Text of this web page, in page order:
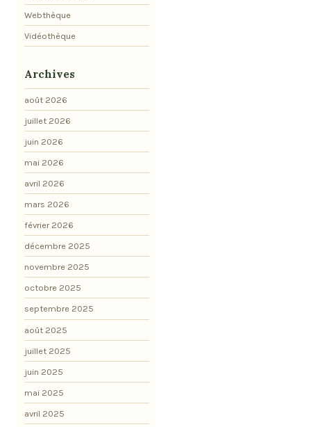
Webthèque
Vidéothèque
Archives
août 2026
juillet 2026
juin 2026
mai 2026
avril 2026
mars 2026
février 2026
décembre 2025
novembre 2025
octobre 2025
septembre 2025
août 2025
juillet 2025
juin 2025
mai 2025
avril 2025